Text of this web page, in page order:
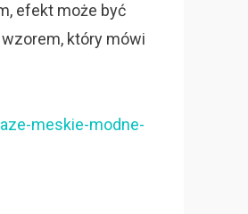
efekt może być
który mówi
meskie-modne-